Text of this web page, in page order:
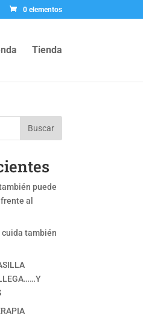
0 elementos
Tienda
Buscar
puede
al
cuida también